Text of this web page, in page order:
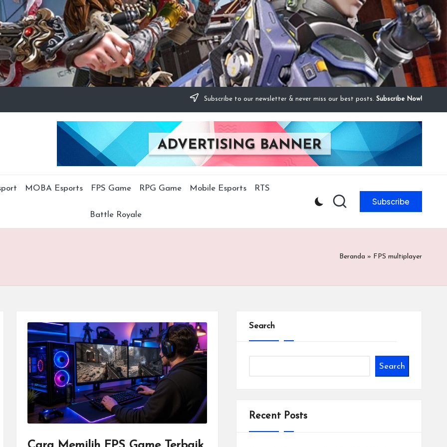
Subscribe to our newsletter & never miss our best posts. Subscribe Now!
MOBA Esports FPS Game RPG Game Mobile Esports RTS
Battle Royale
Subscribe
Beranda » FPS multiplayer
Search
Search
Recent Posts